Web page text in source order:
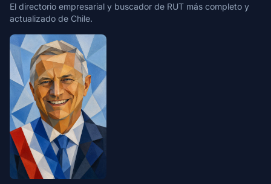
El directorio empresarial y buscador de RUT más completo y
actualizado de Chile.